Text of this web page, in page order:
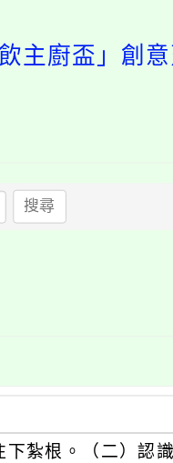
主廚盃」創意
搜尋
紮根。（二）認